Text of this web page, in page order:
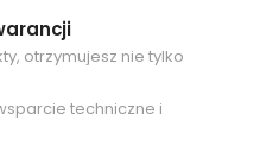
otrzymujesz nie tylko
techniczne i